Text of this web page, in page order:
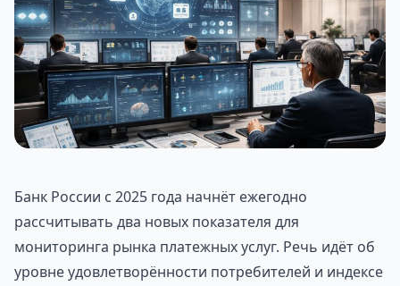
Банк России с 2025 года начнёт ежегодно
рассчитывать два новых показателя для
мониторинга рынка платежных услуг. Речь идёт об
уровне удовлетворённости потребителей и индексе